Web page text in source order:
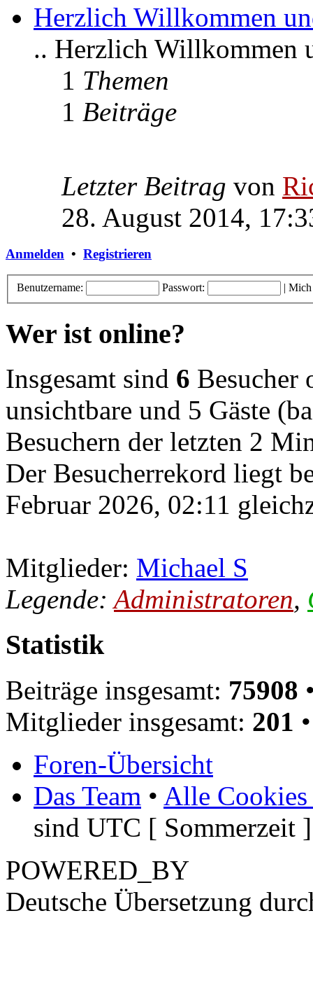
Herzlich Willkommen
.. Herzlich Willkommen
1 Themen
1 Beiträge
Letzter Beitrag von
28. August 2014,
Anmelden • Registrieren
Benutzername: Passwort: | Mich
Wer ist online?
Insgesamt sind 6 Besucher
unsichtbare und 5 Gäste
Besuchern der letzten 2
Der Besucherrekord liegt
Februar 2026, 02:11
Mitglieder: Michael S
Legende:Administratoren,
Statistik
Beiträge insgesamt: 75908
Mitglieder insgesamt: 201
Foren-Übersicht
Das Team • Alle Cookies
sind UTC [ Sommerzeit ]
POWERED_BY
Deutsche Übersetzung